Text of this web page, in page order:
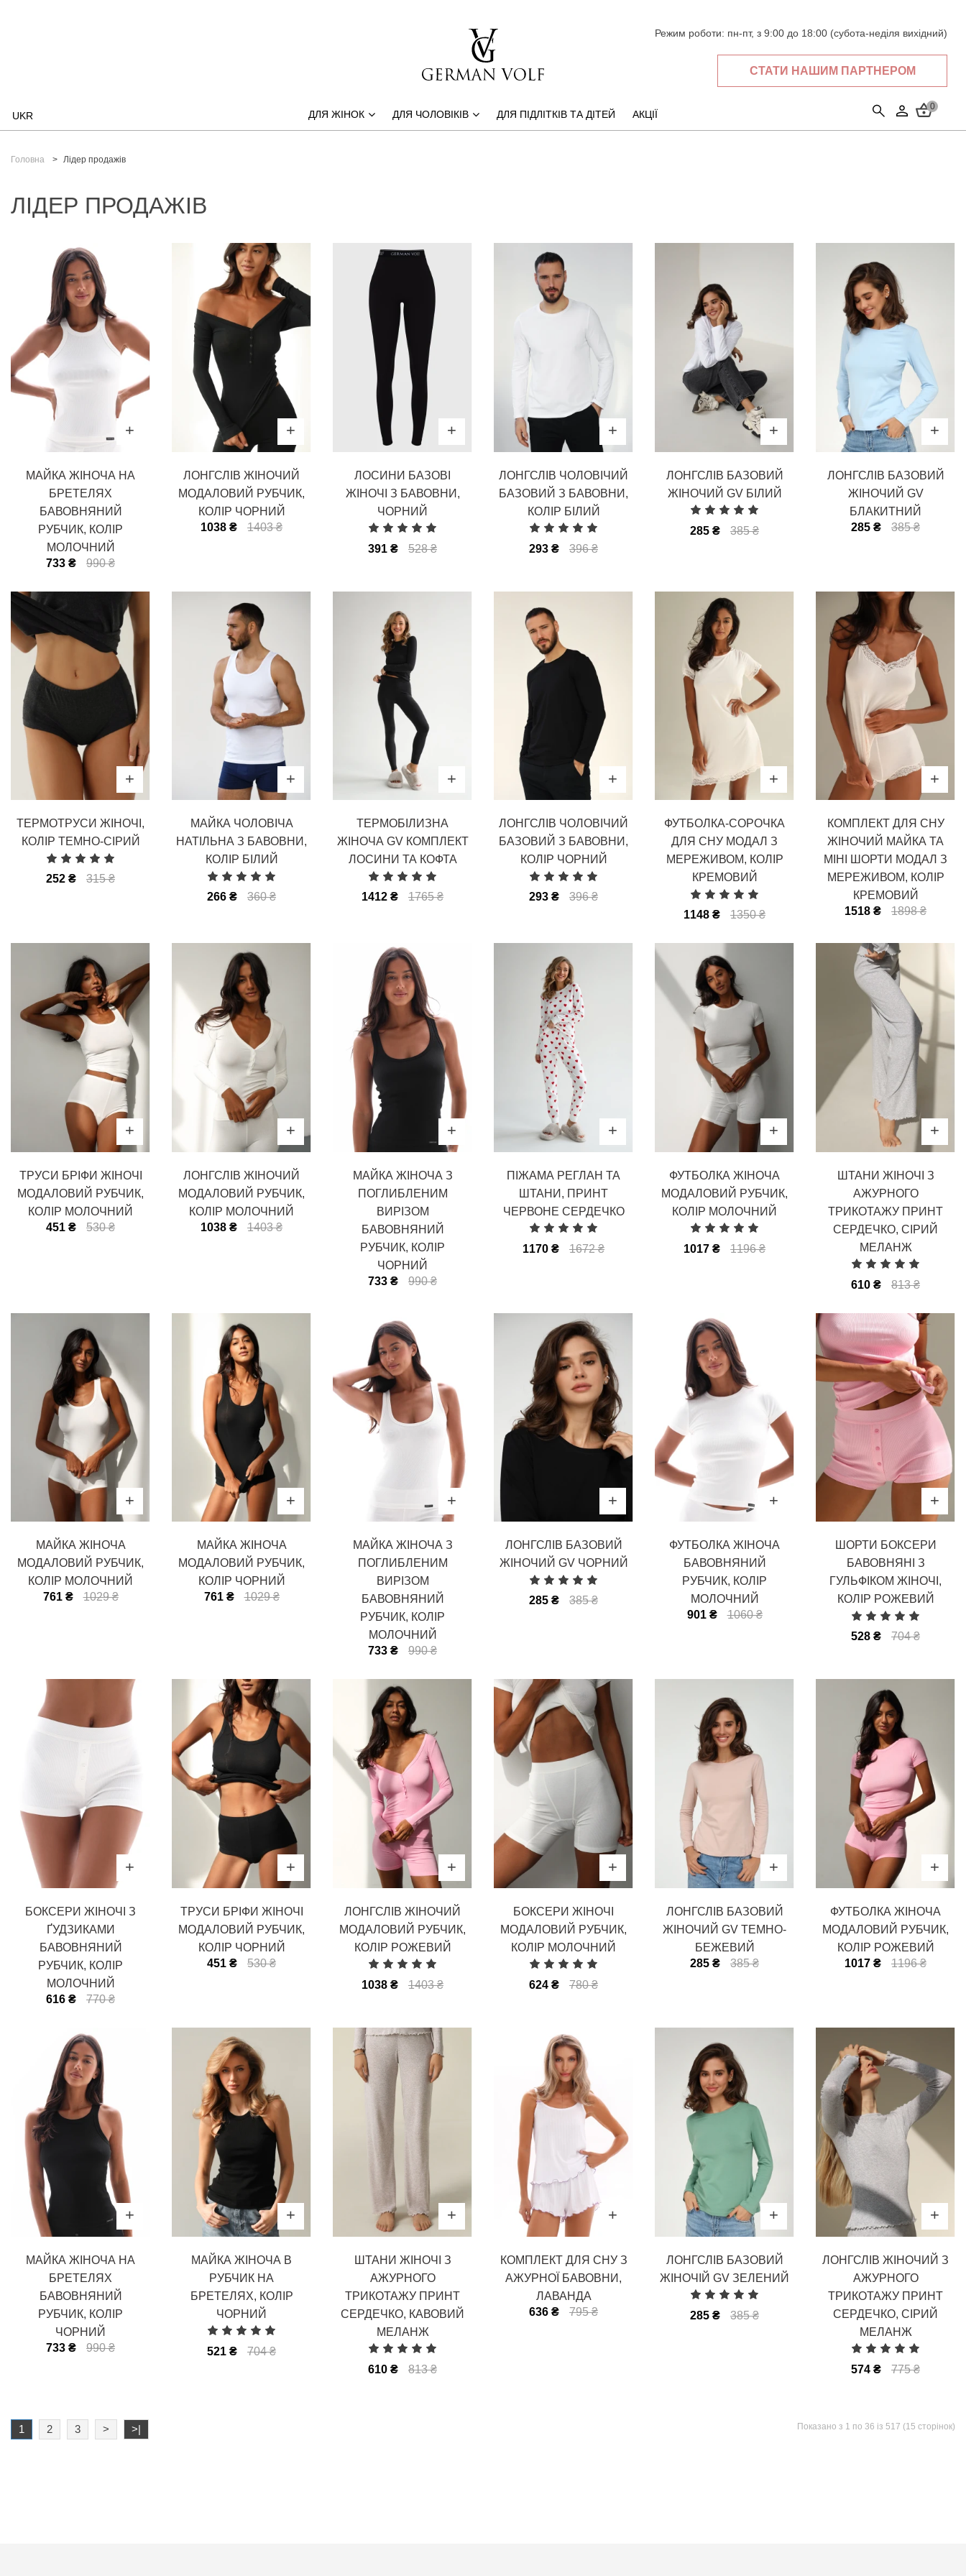
UKR
Режим роботи: пн-пт, з 9:00 до 18:00 (субота-неділя вихідний)
СТАТИ НАШИМ ПАРТНЕРОМ
0
ДЛЯ ЖІНОК ДЛЯ ЧОЛОВІКІВ ДЛЯ ПІДЛІТКІВ ТА ДІТЕЙ АКЦІЇ
Головна Лідер продажів
ЛІДЕР ПРОДАЖІВ
МАЙКА ЖІНОЧА НА
БРЕТЕЛЯХ
БАВОВНЯНИЙ
РУБЧИК, КОЛІР
МОЛОЧНИЙ
733 ₴
990 ₴
ЛОНГСЛІВ ЖІНОЧИЙ
МОДАЛОВИЙ РУБЧИК,
КОЛІР ЧОРНИЙ
1038 ₴
1403 ₴
ЛОСИНИ БАЗОВІ
ЖІНОЧІ З БАВОВНИ,
ЧОРНИЙ
391 ₴ 528 ₴
ЛОНГСЛІВ ЧОЛОВІЧИЙ
БАЗОВИЙ З БАВОВНИ,
КОЛІР БІЛИЙ
293 ₴ 396 ₴
ЛОНГСЛІВ БАЗОВИЙ
ЖІНОЧИЙ GV БІЛИЙ
285 ₴ 385 ₴
ЛОНГСЛІВ БАЗОВИЙ
ЖІНОЧИЙ GV
БЛАКИТНИЙ
285 ₴
385 ₴
ТЕРМОТРУСИ ЖІНОЧІ,
КОЛІР ТЕМНО-СІРИЙ
252 ₴ 315 ₴
МАЙКА ЧОЛОВІЧА
НАТІЛЬНА З БАВОВНИ,
КОЛІР БІЛИЙ
266 ₴ 360 ₴
ТЕРМОБІЛИЗНА
ЖІНОЧА GV КОМПЛЕКТ
ЛОСИНИ ТА КОФТА
1412 ₴ 1765 ₴
ЛОНГСЛІВ ЧОЛОВІЧИЙ
БАЗОВИЙ З БАВОВНИ,
КОЛІР ЧОРНИЙ
293 ₴ 396 ₴
ФУТБОЛКА-СОРОЧКА
ДЛЯ СНУ МОДАЛ З
МЕРЕЖИВОМ, КОЛІР
КРЕМОВИЙ
1148 ₴ 1350 ₴
КОМПЛЕКТ ДЛЯ СНУ
ЖІНОЧИЙ МАЙКА ТА
МІНІ ШОРТИ МОДАЛ З
МЕРЕЖИВОМ, КОЛІР
КРЕМОВИЙ
1518 ₴
1898 ₴
ТРУСИ БРІФИ ЖІНОЧІ
МОДАЛОВИЙ РУБЧИК,
КОЛІР МОЛОЧНИЙ
451 ₴
530 ₴
ЛОНГСЛІВ ЖІНОЧИЙ
МОДАЛОВИЙ РУБЧИК,
КОЛІР МОЛОЧНИЙ
1038 ₴
1403 ₴
МАЙКА ЖІНОЧА З
ПОГЛИБЛЕНИМ
ВИРІЗОМ
БАВОВНЯНИЙ
РУБЧИК, КОЛІР
ЧОРНИЙ
733 ₴
990 ₴
ПІЖАМА РЕГЛАН ТА
ШТАНИ, ПРИНТ
ЧЕРВОНЕ СЕРДЕЧКО
1170 ₴ 1672 ₴
ФУТБОЛКА ЖІНОЧА
МОДАЛОВИЙ РУБЧИК,
КОЛІР МОЛОЧНИЙ
1017 ₴ 1196 ₴
ШТАНИ ЖІНОЧІ З
АЖУРНОГО
ТРИКОТАЖУ ПРИНТ
СЕРДЕЧКО, СІРИЙ
МЕЛАНЖ
610 ₴ 813 ₴
МАЙКА ЖІНОЧА
МОДАЛОВИЙ РУБЧИК,
КОЛІР МОЛОЧНИЙ
761 ₴
1029 ₴
МАЙКА ЖІНОЧА
МОДАЛОВИЙ РУБЧИК,
КОЛІР ЧОРНИЙ
761 ₴
1029 ₴
МАЙКА ЖІНОЧА З
ПОГЛИБЛЕНИМ
ВИРІЗОМ
БАВОВНЯНИЙ
РУБЧИК, КОЛІР
МОЛОЧНИЙ
733 ₴
990 ₴
ЛОНГСЛІВ БАЗОВИЙ
ЖІНОЧИЙ GV ЧОРНИЙ
285 ₴ 385 ₴
ФУТБОЛКА ЖІНОЧА
БАВОВНЯНИЙ
РУБЧИК, КОЛІР
МОЛОЧНИЙ
901 ₴
1060 ₴
ШОРТИ БОКСЕРИ
БАВОВНЯНІ З
ГУЛЬФІКОМ ЖІНОЧІ,
КОЛІР РОЖЕВИЙ
528 ₴ 704 ₴
БОКСЕРИ ЖІНОЧІ З
ҐУДЗИКАМИ
БАВОВНЯНИЙ
РУБЧИК, КОЛІР
МОЛОЧНИЙ
616 ₴
770 ₴
ТРУСИ БРІФИ ЖІНОЧІ
МОДАЛОВИЙ РУБЧИК,
КОЛІР ЧОРНИЙ
451 ₴
530 ₴
ЛОНГСЛІВ ЖІНОЧИЙ
МОДАЛОВИЙ РУБЧИК,
КОЛІР РОЖЕВИЙ
1038 ₴ 1403 ₴
БОКСЕРИ ЖІНОЧІ
МОДАЛОВИЙ РУБЧИК,
КОЛІР МОЛОЧНИЙ
624 ₴ 780 ₴
ЛОНГСЛІВ БАЗОВИЙ
ЖІНОЧИЙ GV ТЕМНО-
БЕЖЕВИЙ
285 ₴
385 ₴
ФУТБОЛКА ЖІНОЧА
МОДАЛОВИЙ РУБЧИК,
КОЛІР РОЖЕВИЙ
1017 ₴
1196 ₴
МАЙКА ЖІНОЧА НА
БРЕТЕЛЯХ
БАВОВНЯНИЙ
РУБЧИК, КОЛІР
ЧОРНИЙ
733 ₴
990 ₴
МАЙКА ЖІНОЧА В
РУБЧИК НА
БРЕТЕЛЯХ, КОЛІР
ЧОРНИЙ
521 ₴ 704 ₴
ШТАНИ ЖІНОЧІ З
АЖУРНОГО
ТРИКОТАЖУ ПРИНТ
СЕРДЕЧКО, КАВОВИЙ
МЕЛАНЖ
610 ₴ 813 ₴
КОМПЛЕКТ ДЛЯ СНУ З
АЖУРНОЇ БАВОВНИ,
ЛАВАНДА
636 ₴
795 ₴
ЛОНГСЛІВ БАЗОВИЙ
ЖІНОЧІЙ GV ЗЕЛЕНИЙ
285 ₴ 385 ₴
ЛОНГСЛІВ ЖІНОЧИЙ З
АЖУРНОГО
ТРИКОТАЖУ ПРИНТ
СЕРДЕЧКО, СІРИЙ
МЕЛАНЖ
574 ₴ 775 ₴
1 2 3 > >| Показано з 1 по 36 із 517 (15 сторінок)